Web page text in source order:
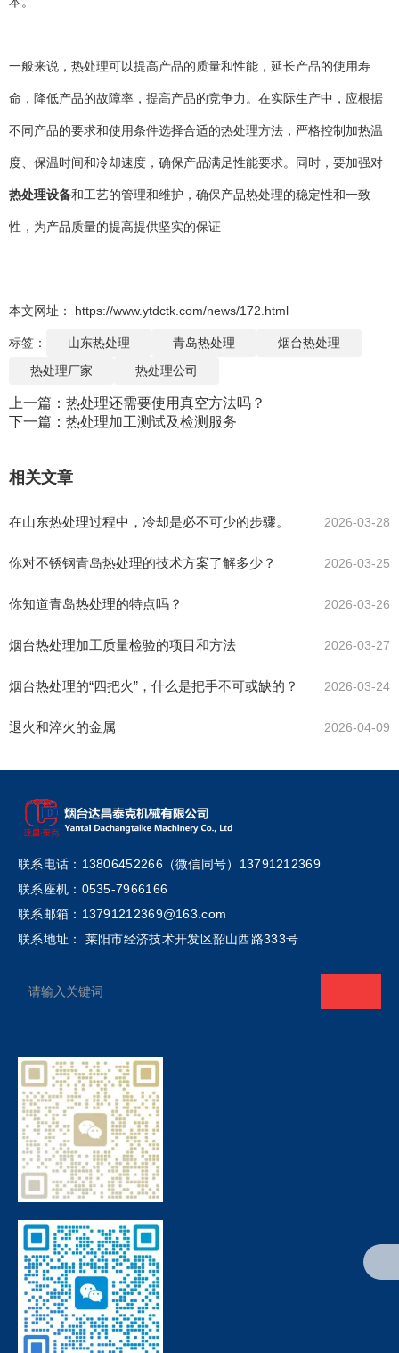
一般来说，热处理可以提高产品的质量和性能，延长产品的使用寿
命，降低产品的故障率，提高产品的竞争力。在实际生产中，应根据
不同产品的要求和使用条件选择合适的热处理方法，严格控制加热温
度、保温时间和冷却速度，确保产品满足性能要求。同时，要加强对
热处理设备和工艺的管理和维护，确保产品热处理的稳定性和一致
性，为产品质量的提高提供坚实的保证
本文网址： https://www.ytdctk.com/news/172.html
标签： 山东热处理 青岛热处理
烟台热处理
热处理厂家
热处理公司
上一篇： 热处理还需要使用真空方法吗？
下一篇： 热处理加工测试及检测服务
相关文章
2026-03-28
在山东热处理过程中，冷却是必不可少的步骤。
2026-03-25
你对不锈钢青岛热处理的技术方案了解多少？
2026-03-26
你知道青岛热处理的特点吗？
2026-03-27
烟台热处理加工质量检验的项目和方法
2026-03-24
烟台热处理的“四把火”，什么是把手不可或缺的？
2026-04-09
退火和淬火的金属
联系电话：13806452266（微信同号）13791212369
联系座机：0535-7966166
联系邮箱：13791212369@163.com
联系地址： 莱阳市经济技术开发区韶山西路333号